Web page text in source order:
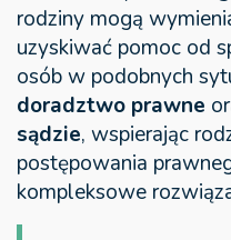
rodziny mogą
uzyskiwać pomoc od
osób w podobnych
doradztwo prawne
sądzie, wspierając
postępowania
kompleksowe